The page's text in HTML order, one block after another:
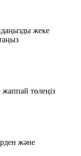
жеке
жаппай төлеңіз
және